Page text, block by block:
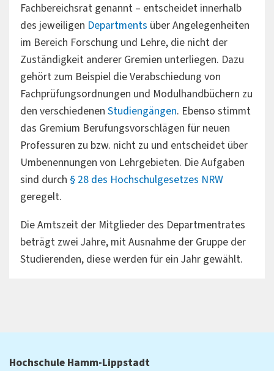
Fachbereichsrat genannt – entscheidet innerhalb
des jeweiligen Departments über Angelegenheiten
im Bereich Forschung und Lehre, die nicht der
Zuständigkeit anderer Gremien unterliegen. Dazu
gehört zum Beispiel die Verabschiedung von
Fachprüfungsordnungen und Modulhandbüchern zu
den verschiedenen Studiengängen. Ebenso stimmt
das Gremium Berufungsvorschlägen für neuen
Professuren zu bzw. nicht zu und entscheidet über
Umbenennungen von Lehrgebieten. Die Aufgaben
sind durch § 28 des Hochschulgesetzes NRW
geregelt.
Die Amtszeit der Mitglieder des Departmentrates
beträgt zwei Jahre, mit Ausnahme der Gruppe der
Studierenden, diese werden für ein Jahr gewählt.
Hochschule Hamm-Lippstadt